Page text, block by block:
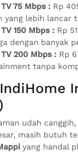
75 Mbps : Rp
yang lebih lancar
150 Mbps : Rp
dengan banyak
200 Mbps : Rp
tanpa
udah
masih butuh
yang handal